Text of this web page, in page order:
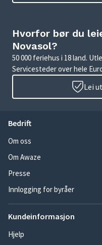
Hvorfor bør du
Novasol?
50 000 feriehus i 18 land.
Servicesteder over hele
Lei
Bedrift
Om oss
Om Awaze
Presse
Innlogging for byråer
Kundeinformasjon
Hjelp